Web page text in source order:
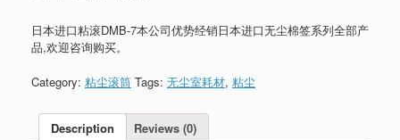
日本进口粘滚DMB-7本公司优势经销日本进口无尘棉签系列全部产
品,欢迎咨询购买。
Category: 粘尘滚筒 Tags: 无尘室耗材, 粘尘
Description Reviews (0)